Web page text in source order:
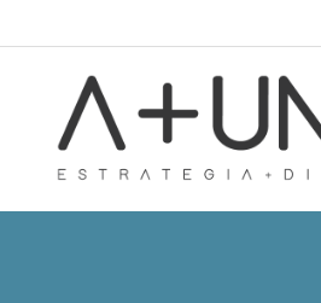
al
contenido